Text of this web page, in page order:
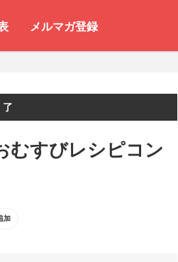
メルマガ登録
むすびレシピコン
加